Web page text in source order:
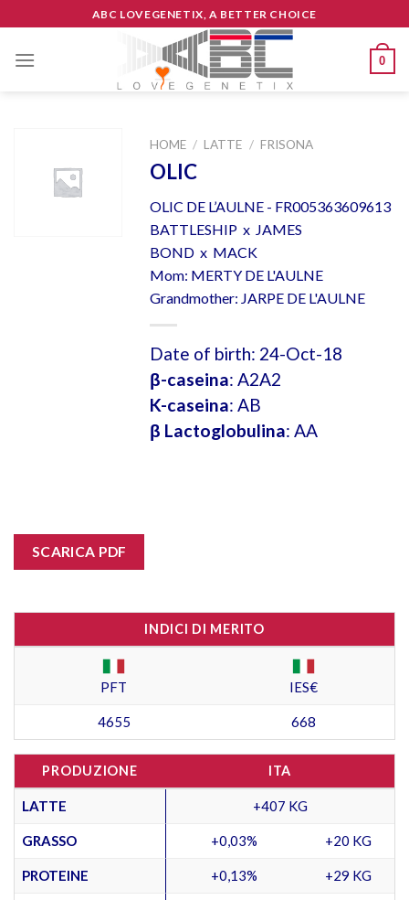
to
content
ABC LOVEGENETIX, A BETTER CHOICE
0
HOME / LATTE / FRISONA
OLIC
OLIC DE L’AULNE - FR005363609613
BATTLESHIP x JAMES
BOND x MACK
Mom: MERTY DE L'AULNE
Grandmother: JARPE DE L'AULNE
Date of birth: 24-Oct-18
β-caseina: A2A2
K-caseina: AB
β Lactoglobulina: AA
SCARICA PDF
INDICI DI MERITO
PFT IES€
4655 668
PRODUZIONE ITA
LATTE +407 KG
GRASSO +0,03% +20 KG
PROTEINE +0,13% +29 KG